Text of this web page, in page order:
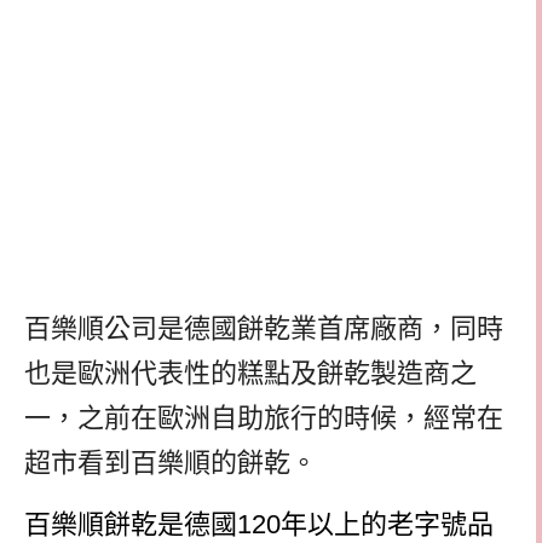
百樂順公司是德國餅乾業首席廠商，同時
也是歐洲代表性的糕點及餅乾製造商之
一，之前在歐洲自助旅行的時候，經常在
超市看到百樂順的餅乾。
百樂順餅乾是德國120年以上的老字號品